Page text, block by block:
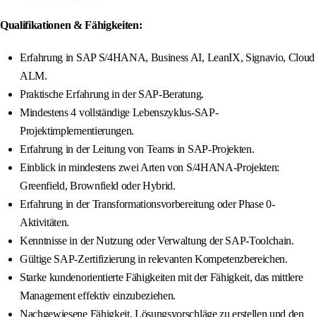
Qualifikationen & Fähigkeiten:
Erfahrung in SAP S/4HANA, Business AI, LeanIX, Signavio, Cloud
ALM.
Praktische Erfahrung in der SAP-Beratung.
Mindestens 4 vollständige Lebenszyklus-SAP-
Projektimplementierungen.
Erfahrung in der Leitung von Teams in SAP-Projekten.
Einblick in mindestens zwei Arten von S/4HANA-Projekten:
Greenfield, Brownfield oder Hybrid.
Erfahrung in der Transformationsvorbereitung oder Phase 0-
Aktivitäten.
Kenntnisse in der Nutzung oder Verwaltung der SAP-Toolchain.
Gültige SAP-Zertifizierung in relevanten Kompetenzbereichen.
Starke kundenorientierte Fähigkeiten mit der Fähigkeit, das mittlere
Management effektiv einzubeziehen.
Nachgewiesene Fähigkeit, Lösungsvorschläge zu erstellen und den